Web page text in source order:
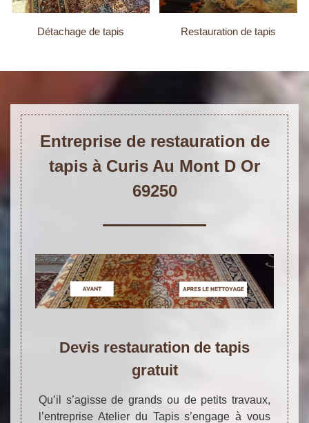
Détachage de tapis Restauration de tapis
Entreprise de restauration de
tapis à Curis Au Mont D Or
69250
Devis restauration de tapis
gratuit
Qu’il s’agisse de grands ou de petits travaux,
l’entreprise Atelier du Tapis s’engage à vous